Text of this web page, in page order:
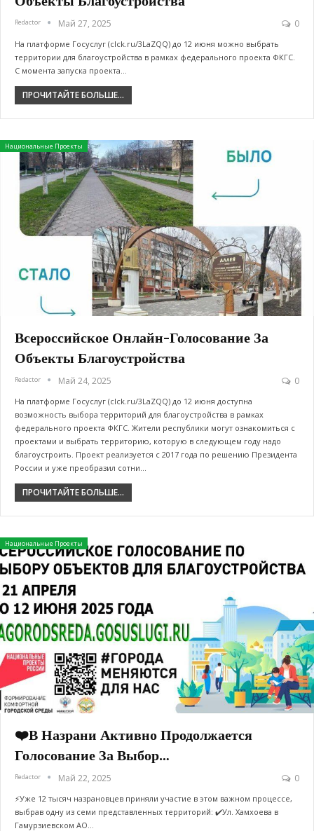
Redactor Май 27, 2025 0
На платформе Госуслуг (clck.ru/3LaZQQ) до 12 июня можно выбрать
территории для благоустройства в рамках федерального проекта ФКГС.
С момента запуска проекта…
ПРОЧИТАЙТЕ БОЛЬШЕ...
Национальные Проекты
Всероссийское Онлайн-Голосование За
Объекты Благоустройства
Redactor Май 24, 2025 0
На платформе Госуслуг (clck.ru/3LaZQQ) до 12 июня доступна
возможность выбора территорий для благоустройства в рамках
федерального проекта ФКГС. Жители республики могут ознакомиться с
проектами и выбрать территорию, которую в следующем году надо
благоустроить. Проект реализуется с 2017 года по решению Президента
России и уже преобразил сотни…
ПРОЧИТАЙТЕ БОЛЬШЕ...
Национальные Проекты
❤️В Назрани Активно Продолжается
Голосование За Выбор…
Redactor Май 22, 2025 0
⚡️Уже 12 тысяч назрановцев приняли участие в этом важном процессе,
выбрав одну из семи представленных территорий: ✔️Ул. Хамхоева в
Гамурзиевском АО…